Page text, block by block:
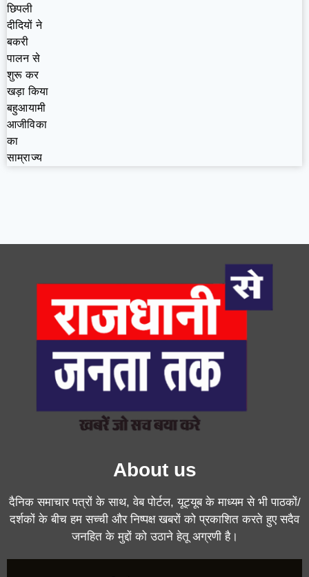
छिपली
दीदियों ने
बकरी
पालन से
शुरू कर
खड़ा किया
बहुआयामी
आजीविका
का
साम्राज्य
About us
दैनिक समाचार पत्रों के साथ, वेब पोर्टल, यूट्यूब के माध्यम से भी पाठकों/
दर्शकों के बीच हम सच्ची और निष्पक्ष खबरों को प्रकाशित करते हुए सदैव
जनहित के मुद्दों को उठाने हेतू अग्रणी है।